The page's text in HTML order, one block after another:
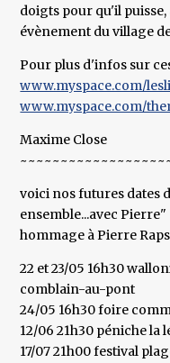
doigts pour qu'il
évènement du village
Pour plus d'infos sur
www.myspace.com/
www.myspace.com/
Maxime Close
voici nos futures dates
ensemble...avec Pierre"
hommage à Pierre
22 et 23/05 16h30
comblain-au-pont
24/05 16h30 foire
12/06 21h30 péniche la
17/07 21h00 festival